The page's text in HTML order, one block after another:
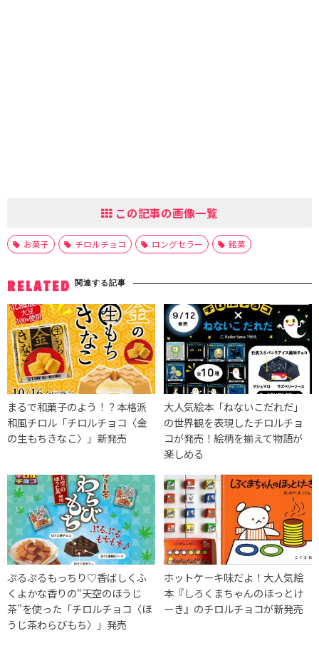
この記事の画像一覧
お菓子 チロルチョコ ロングセラー 銘菓
RELATED 関連する記事
まるで和菓子のよう！？本格派
和風チロル「チロルチョコ〈金
の生もちきなこ〉」新発売
大人気絵本「ねないこだれだ」
の世界観を表現したチロルチョ
コが発売！絵柄を揃えて物語が
楽しめる
ぷるぷるもっちり♡香ばしくふ
くよかな香りの“天空のほうじ
茶”を使った「チロルチョコ〈ほ
うじ茶わらびもち〉」発売
ホットケーキ味だよ！大人気絵
本『しろくまちゃんのほっとけ
ーき』のチロルチョコが新発売